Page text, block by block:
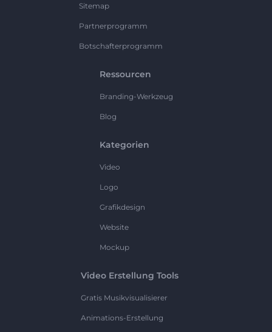
Sitemap
Partnerprogramm
Botschafterprogramm
Ressourcen
Branding-Werkzeug
Blog
Kategorien
Video
Logo
Grafikdesign
Website
Mockup
Video Erstellung Tools
Gratis Musikvisualisierer
Animations-Erstellung